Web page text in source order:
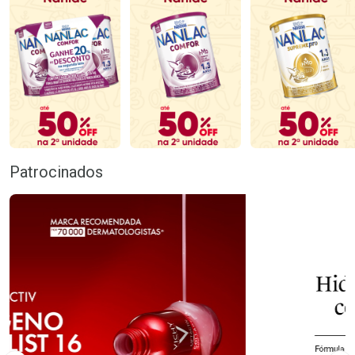
Patrocinados